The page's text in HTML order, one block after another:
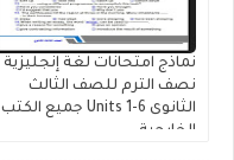
نماذج امتحانات لغة إنجليزية
نصف الترم للصف الثالث
الثانوى Units 1-6 جميع الكتب
الخارجية